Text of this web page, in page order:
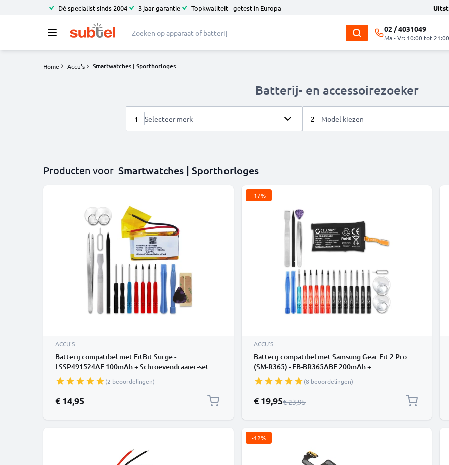
Dé specialist sinds 2004 3 jaar garantie Topkwaliteit - getest in Europa
02 / 4031049
Ma - Vr: 10:00 tot 21:00
Home Accu's Smartwatches | Sporthorloges
Batterij- en accessoirezoeker
1 Selecteer merk 2 Model kiezen
Producten voor Smartwatches | Sporthorloges
ACCU'S
Batterij compatibel met FitBit Surge -
LSSP491524AE 100mAh + Schroevendraaier-set
vervangende accu reservebatterij extra energie
(2 beoordelingen)
€ 14,95
-17%
ACCU'S
Batterij compatibel met Samsung Gear Fit 2 Pro
(SM-R365) - EB-BR365ABE 200mAh +
Schroevendraaier-set vervangende accu
reservebatterij extra energie
(8 beoordelingen)
Speciale prijs
€ 19,95Normale prijs
€ 23,95
-12%